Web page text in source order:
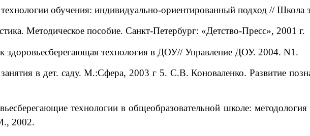
обучения: индивидуально-ориентированный подход //
Методическое пособие. Санкт-Петербург: «Детство-Пресс», 2001 г.
здоровьесберегающая технология в ДОУ// Управление ДОУ. 2004. N1.
в дет. саду. М.:Сфера, 2003 г 5. С.В. Коноваленко. Развитие
технологии в общеобразовательной школе:
2002.